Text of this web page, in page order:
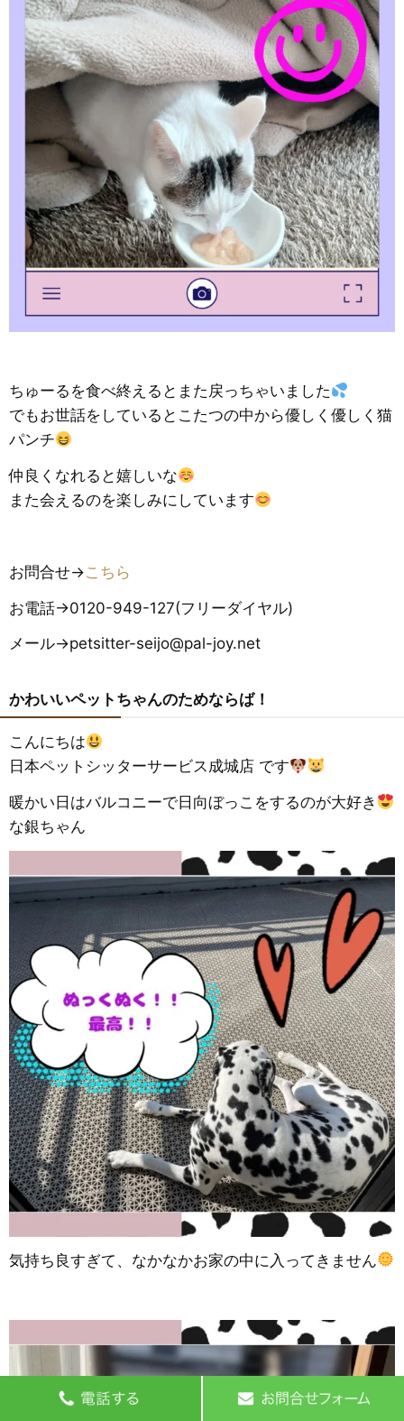
ちゅーるを食べ終えるとまた戻っちゃいました
でもお世話をしているとこたつの中から優しく優しく猫
パンチ
仲良くなれると嬉しいな
また会えるのを楽しみにしています
お問合せ→こちら
お電話→0120-949-127(フリーダイヤル)
メール→petsitter-seijo@pal-joy.net
かわいいペットちゃんのためならば！
こんにちは
日本ペットシッターサービス成城店 です
暖かい日はバルコニーで日向ぼっこをするのが大好き
な銀ちゃん
気持ち良すぎて、なかなかお家の中に入ってきません